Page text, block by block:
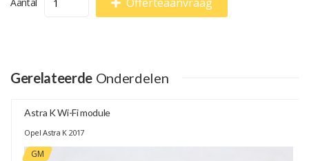
Gerelateerde Onderdelen
Astra K Wi-Fi module
Opel Astra K 2017
GM